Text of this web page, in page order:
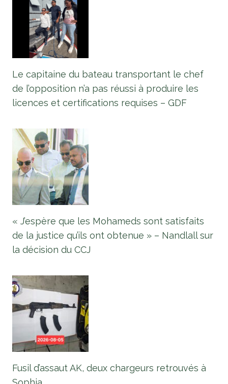
Le capitaine du bateau transportant le chef
de l’opposition n’a pas réussi à produire les
licences et certifications requises – GDF
« J’espère que les Mohameds sont satisfaits
de la justice qu’ils ont obtenue » – Nandlall sur
la décision du CCJ
Fusil d’assaut AK, deux chargeurs retrouvés à